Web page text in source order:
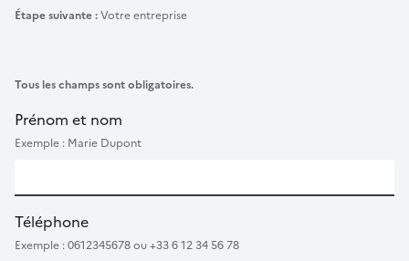
Étape suivante :Votre entreprise
Tous les champs sont obligatoires.
Prénom et nom
Exemple : Marie Dupont
Téléphone
Exemple : 0612345678 ou +33 6 12 34 56 78